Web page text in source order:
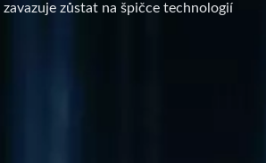
zůstat na špičce technologií